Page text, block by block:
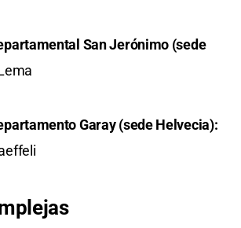
San Jerónimo (sede
Garay (sede Helvecia):